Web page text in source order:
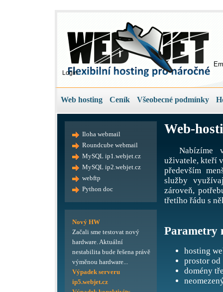
Login
Web hosting Ceník Všeobecné podmínky
Web-
Nabízíme
uživatele, kteří
především
služby
zároveň,
třetího řádu s
Parametry
hosting
prostor od
domény
Iloha webmail
Roundcube webmail
MySQL ip1.webjet.cz
MySQL ip2.webjet.cz
webftp
Python doc
Nový HW
Začali sme testovat nový
hardware. Aktuální
nestabilita bude řešena právě
výměnou hardware...
Výpadek serveru
ip5.webjet.cz